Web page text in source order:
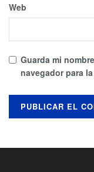
Web
Guarda mi
navegador para